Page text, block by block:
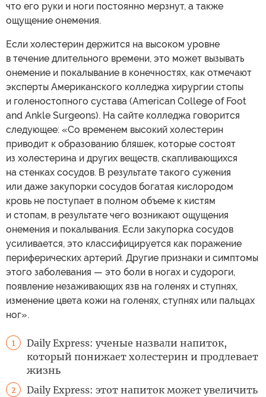
что его руки и ноги постоянно мерзнут, а также
ощущение онемения.
Если холестерин держится на высоком уровне
в течение длительного времени, это может вызывать
онемение и покалывание в конечностях, как отмечают
эксперты Американского колледжа хирургии стопы
и голеностопного сустава (American College of Foot
and Ankle Surgeons). На сайте колледжа говорится
следующее: «Со временем высокий холестерин
приводит к образованию бляшек, которые состоят
из холестерина и других веществ, скапливающихся
на стенках сосудов. В результате такого сужения
или даже закупорки сосудов богатая кислородом
кровь не поступает в полном объеме к кистям
и стопам, в результате чего возникают ощущения
онемения и покалывания. Если закупорка сосудов
усиливается, это классифицируется как поражение
периферических артерий. Другие признаки и симптомы
этого заболевания — это боли в ногах и судороги,
появление незаживающих язв на голенях и ступнях,
изменение цвета кожи на голенях, ступнях или пальцах
ног».
1
Daily Express: ученые назвали напиток,
который понижает холестерин и продлевает
жизнь
2
Daily Express: этот напиток может увеличить